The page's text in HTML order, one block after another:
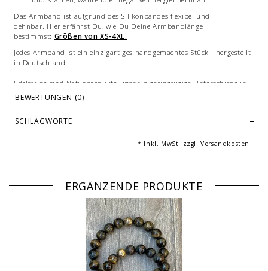
Das Armband ist aufgrund des Silikonbandes flexibel und
dehnbar. Hier erfährst Du, wie Du Deine Armbandlänge
bestimmst: Größen von XS-4XL.
Jedes Armband ist ein einzigartiges handgemachtes Stück - hergestellt
in Deutschland.
Edelsteine sind Naturprodukte, weshalb geringfügige Unterschiede in
Größe, Farbe und Beschaffenheit auftreten können. Diese natürlichen
Variationen stellen keinen Qualitätsmangel dar.
Abbildungen: beispielhafte Bilder des Armbandes in teils
BEWERTUNGEN (0)
SCHLAGWORTE
* Inkl. MwSt. zzgl.Versandkosten
ERGÄNZENDE PRODUKTE